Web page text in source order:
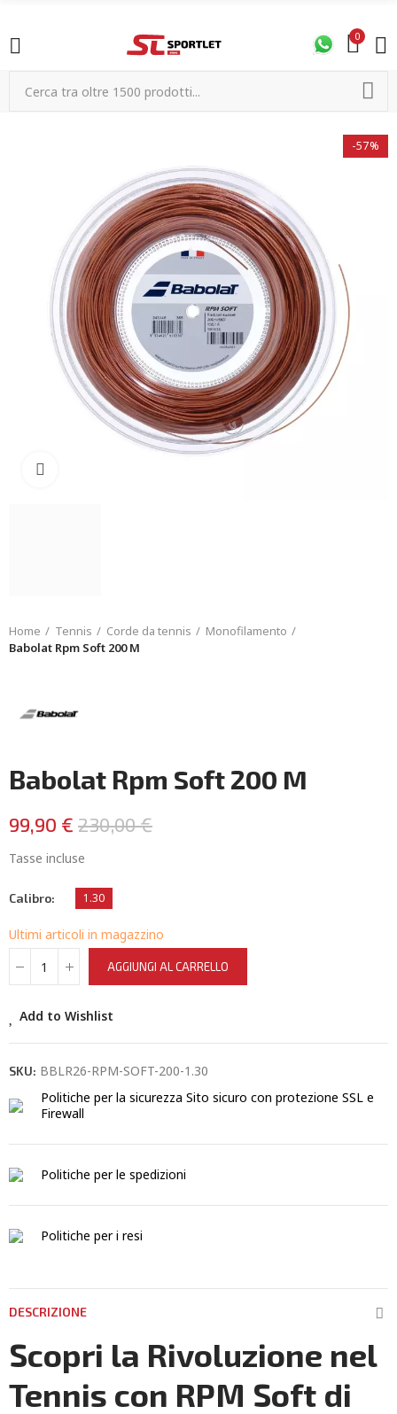
0
-57%
Home Tennis Corde da tennis
Monofilamento
Babolat Rpm Soft 200 M
Babolat Rpm Soft 200 M
99,90 € 230,00 €
Tasse incluse
Calibro 1.30
Ultimi articoli in magazzino
AGGIUNGI AL CARRELLO
Add to Wishlist
SKU: BBLR26-RPM-SOFT-200-1.30
Politiche per la sicurezza Sito sicuro con protezione SSL e
Firewall
Politiche per le spedizioni
Politiche per i resi
DESCRIZIONE
Scopri la Rivoluzione nel
Tennis con RPM Soft di